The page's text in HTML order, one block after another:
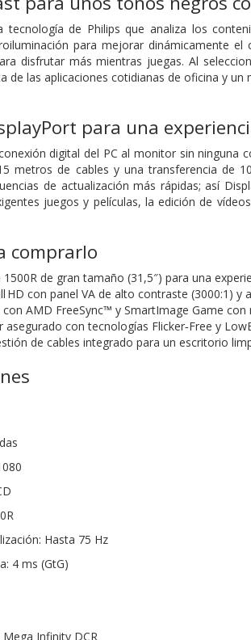
tecnología de Philips que analiza los
para mejorar dinámicamente
disfrutar más mientras juegas. Al
de las aplicaciones cotidianas de oficina y un
para una
digital del PC al monitor sin ninguna
metros de cables y una transferencia de
de actualización más rápidas; así
juegos y películas, la edición de
comprarlo
1500R de gran tamaño (31,5″) para una
HD con panel VA de alto contraste (3000:1) y
AMD FreeSync™ y SmartImage Game con
asegurado con tecnologías Flicker‑Free y
de cables integrado para un escritorio
Hasta 75 Hz
4 ms (GtG)
Infinity DCR